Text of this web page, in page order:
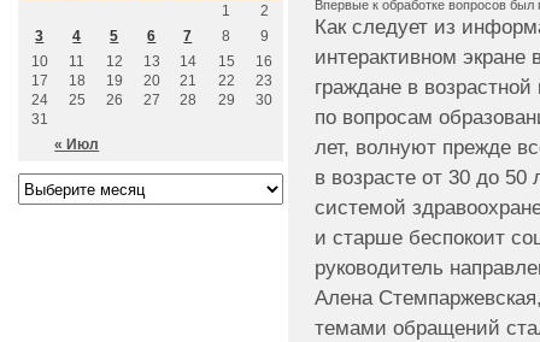
Впервые к обработке вопросов был
Как следует из
интерактивном экране
граждане в
по вопросам
лет, волнуют прежде
в возрасте от 30 до
системой
и старше беспокоит
руководитель
Алена
темами обращений
« Июл
1
2
3
4 5 6 7 8
9
10
11 12 13 14 15
16
17
18 19 20 21 22
23
24
25 26 27 28 29
30
31